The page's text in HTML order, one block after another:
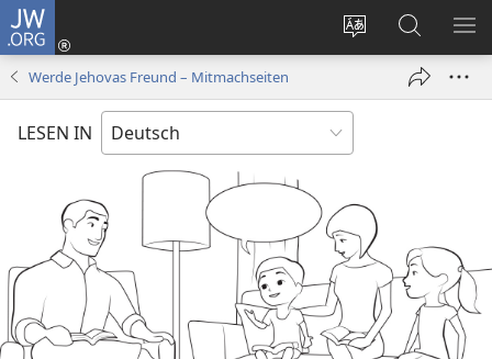
JW.ORG
Websitesprache
ändern
Anmelden
(öffnet
Suche
Werde Jehovas Freund – Mitmachseiten
LESEN IN